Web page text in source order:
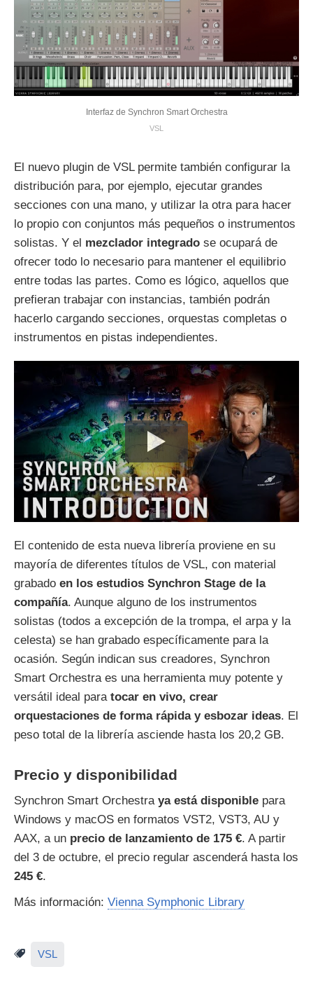
Interfaz de Synchron Smart Orchestra
VSL
El nuevo plugin de VSL permite también configurar la
distribución para, por ejemplo, ejecutar grandes
secciones con una mano, y utilizar la otra para hacer
lo propio con conjuntos más pequeños o instrumentos
solistas. Y el mezclador integrado se ocupará de
ofrecer todo lo necesario para mantener el equilibrio
entre todas las partes. Como es lógico, aquellos que
prefieran trabajar con instancias, también podrán
hacerlo cargando secciones, orquestas completas o
instrumentos en pistas independientes.
El contenido de esta nueva librería proviene en su
mayoría de diferentes títulos de VSL, con material
grabado en los estudios Synchron Stage de la
compañía. Aunque alguno de los instrumentos
solistas (todos a excepción de la trompa, el arpa y la
celesta) se han grabado específicamente para la
ocasión. Según indican sus creadores, Synchron
Smart Orchestra es una herramienta muy potente y
versátil ideal para tocar en vivo, crear
orquestaciones de forma rápida y esbozar ideas. El
peso total de la librería asciende hasta los 20,2 GB.
Precio y disponibilidad
Synchron Smart Orchestra ya está disponible para
Windows y macOS en formatos VST2, VST3, AU y
AAX, a un precio de lanzamiento de 175 €. A partir
del 3 de octubre, el precio regular ascenderá hasta los
245 €.
Más información: Vienna Symphonic Library
VSL